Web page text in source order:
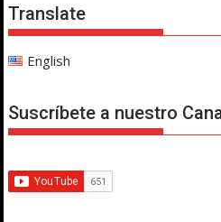
Translate
English
Suscríbete a nuestro